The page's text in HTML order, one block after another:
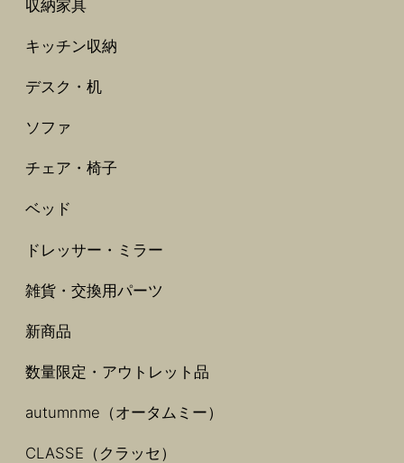
収納家具
キッチン収納
デスク・机
ソファ
チェア・椅子
ベッド
ドレッサー・ミラー
雑貨・交換用パーツ
新商品
数量限定・アウトレット品
autumnme（オータムミー）
CLASSE（クラッセ）